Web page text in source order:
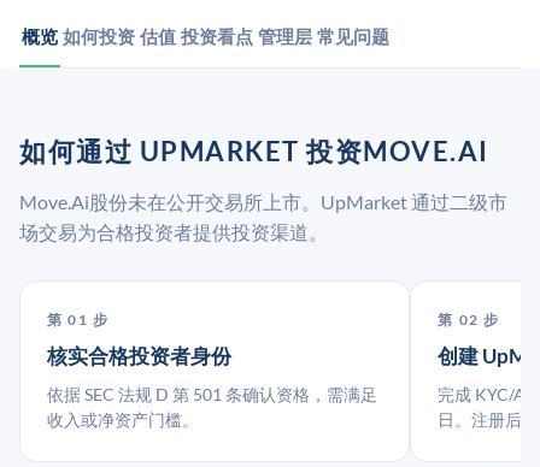
概览 如何投资 估值 投资看点 管理层 常见问题
如何通过 UPMARKET 投资MOVE.AI
Move.Ai股份未在公开交易所上市。UpMarket 通过二级市
场交易为合格投资者提供投资渠道。
第 01 步
核实合格投资者身份
依据 SEC 法规 D 第 501 条确认资格，需满足
收入或净资产门槛。
第 02 步
创建
完成 KYC/
日。注册后